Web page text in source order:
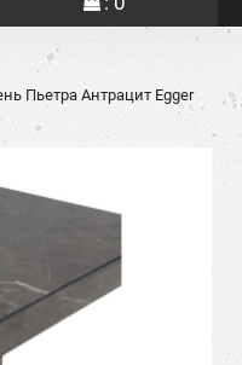
Пьетра Антрацит Egger